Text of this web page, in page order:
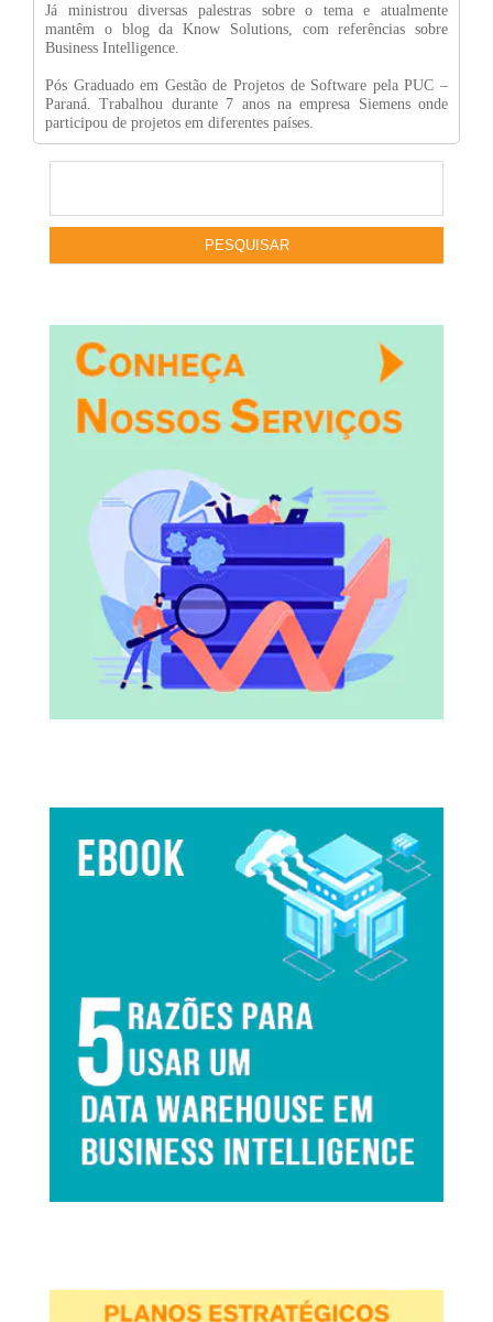
Já ministrou diversas palestras sobre o tema e atualmente
mantêm o blog da Know Solutions, com referências sobre
Business Intelligence.
Pós Graduado em Gestão de Projetos de Software pela PUC –
Paraná. Trabalhou durante 7 anos na empresa Siemens onde
participou de projetos em diferentes países.